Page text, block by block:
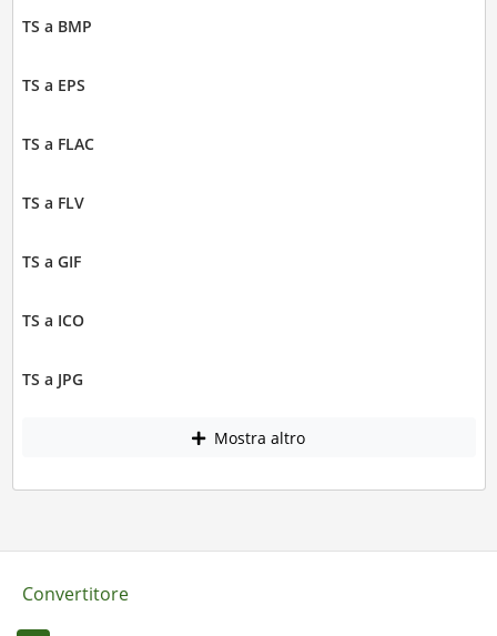
TS a BMP
TS a EPS
TS a FLAC
TS a FLV
TS a GIF
TS a ICO
TS a JPG
Mostra altro
Convertitore